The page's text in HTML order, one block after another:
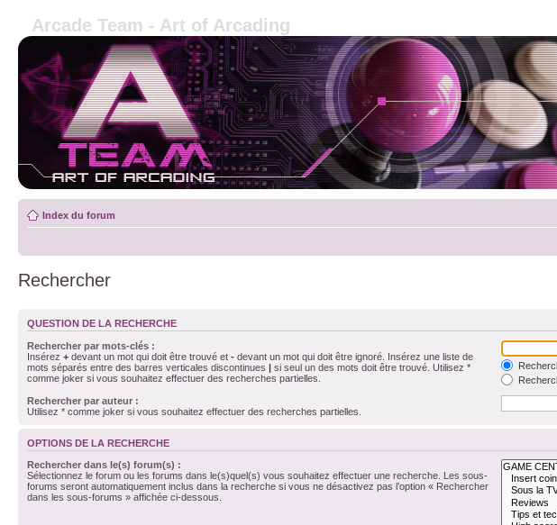
Arcade Team - Art of Arcading
Index du forum
Rechercher
QUESTION DE LA RECHERCHE
Rechercher par mots-clés :
Insérez + devant un mot qui doit être trouvé et - devant un mot qui doit être ignoré. Insérez une liste de
mots séparés entre des barres verticales discontinues | si seul un des mots doit être trouvé. Utilisez *
comme joker si vous souhaitez effectuer des recherches partielles.
Rechercher par auteur :
Utilisez * comme joker si vous souhaitez effectuer des recherches partielles.
OPTIONS DE LA RECHERCHE
Rechercher dans le(s) forum(s) :
Sélectionnez le forum ou les forums dans le(s)quel(s) vous souhaitez effectuer une recherche. Les sous-
forums seront automatiquement inclus dans la recherche si vous ne désactivez pas l’option « Rechercher
dans les sous-forums » affichée ci-dessous.